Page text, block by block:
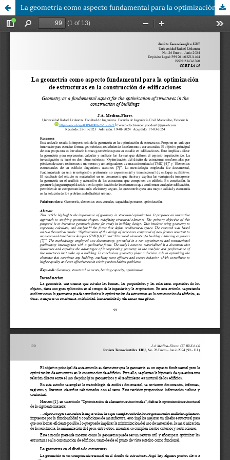
La geometría como aspecto fundamental para la optimización de estructuras en la construcción de edificaciones.